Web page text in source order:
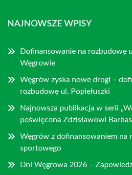
NAJNOWSZE WPISY
Dofinansowanie na rozbudowę
Węgrowie
Węgrów zyska nowe drogi –
rozbudowę ul. Popiełuszki
Najnowsza publikacja w serii
poświęcona Zdzisławowi
Węgrów z dofinansowaniem na
sportowego
Dni Węgrowa 2026 –